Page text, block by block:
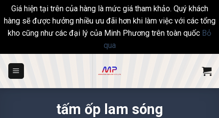
Giá hiện tại trên của hàng là mức giá tham khảo. Quý khách
hàng sẽ được hưởng nhiều ưu đãi hơn khi làm việc với các tổng
kho cũng như các đại lý của Minh Phương trên toàn quốc Bỏ
qua
tấm ốp lam sóng